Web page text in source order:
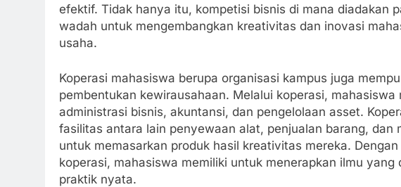
efektif. Tidak hanya itu, kompetisi bisnis di mana diadakan
wadah untuk mengembangkan kreativitas dan inovasi
usaha.
Koperasi mahasiswa berupa organisasi kampus juga
pembentukan kewirausahaan. Melalui koperasi,
administrasi bisnis, akuntansi, dan pengelolaan asset.
fasilitas antara lain penyewaan alat, penjualan barang, dan
untuk memasarkan produk hasil kreativitas mereka.
koperasi, mahasiswa memiliki untuk menerapkan ilmu
praktik nyata.